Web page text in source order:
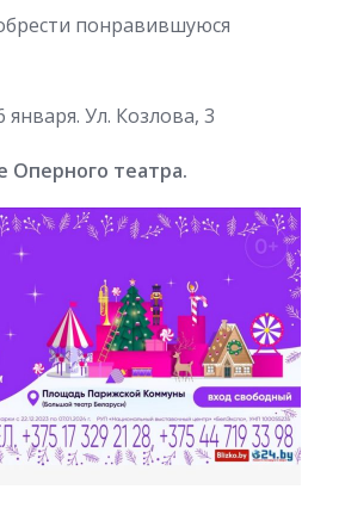
понравившуюся
января. Ул. Козлова, 3
Оперного театра.